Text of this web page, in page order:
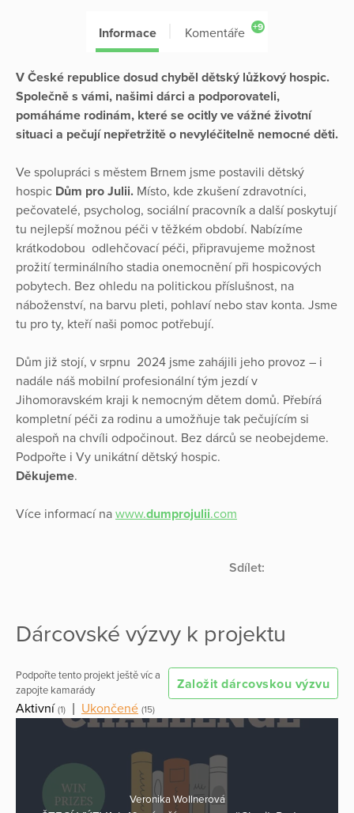
Informace Komentáře +9
V České republice dosud chyběl dětský lůžkový hospic.
Společně s vámi, našimi dárci a podporovateli,
pomáháme rodinám, které se ocitly ve vážné životní
situaci a pečují nepřetržitě o nevyléčitelně nemocné děti.
Ve spolupráci s městem Brnem jsme postavili dětský
hospic Dům pro Julii. Místo, kde zkušení zdravotníci,
pečovatelé, psycholog, sociální pracovník a další poskytují
tu nejlepší možnou péči v těžkém období. Nabízíme
krátkodobou odlehčovací péči, připravujeme možnost
prožití terminálního stadia onemocnění při hospicových
pobytech. Bez ohledu na politickou příslušnost, na
náboženství, na barvu pleti, pohlaví nebo stav konta. Jsme
tu pro ty, kteří naši pomoc potřebují.
Dům již stojí, v srpnu 2024 jsme zahájili jeho provoz – i
nadále náš mobilní profesionální tým jezdí v
Jihomoravském kraji k nemocným dětem domů. Přebírá
kompletní péči za rodinu a umožňuje tak pečujícím si
alespoň na chvíli odpočinout. Bez dárců se neobejdeme.
Podpořte i Vy unikátní dětský hospic.
Děkujeme.
Více informací na www.dumprojulii.com
Sdílet:
Dárcovské výzvy k projektu
Podpořte tento projekt ještě víc a
zapojte kamarády
Založit dárcovskou výzvu
Aktivní (1) Ukončené (15)
Veronika Wollnerová